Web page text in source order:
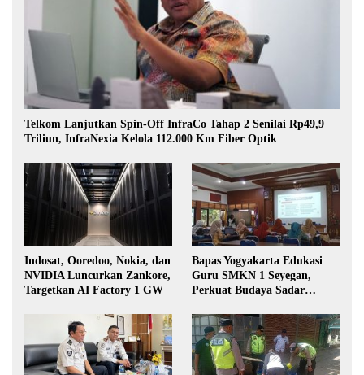
Telkom Lanjutkan Spin-Off InfraCo Tahap 2 Senilai Rp49,9
Triliun, InfraNexia Kelola 112.000 Km Fiber Optik
Indosat, Ooredoo, Nokia, dan
NVIDIA Luncurkan Zankore,
Targetkan AI Factory 1 GW
Bapas Yogyakarta Edukasi
Guru SMKN 1 Seyegan,
Perkuat Budaya Sadar